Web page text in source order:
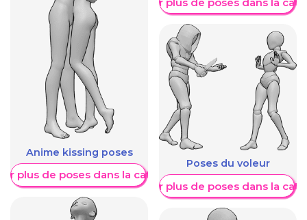
Anime kissing poses
plus de poses dans la catégorie
Poses du voleur
Afficher plus de poses dans la